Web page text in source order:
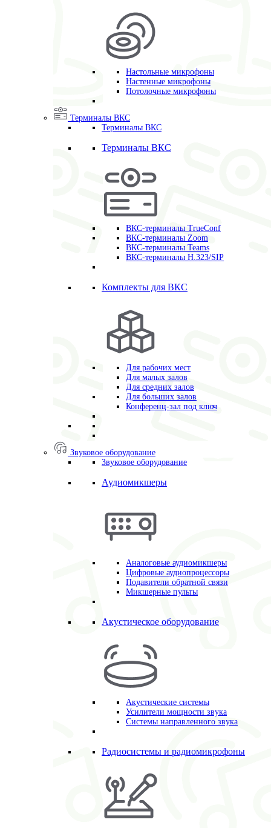
Настольные микрофоны
Настенные микрофоны
Потолочные микрофоны
Терминалы ВКС
Терминалы ВКС
Терминалы ВКС
ВКС-терминалы TrueConf
ВКС-терминалы Zoom
ВКС-терминалы Teams
ВКС-терминалы H.323/SIP
Комплекты для ВКС
Для рабочих мест
Для малых залов
Для средних залов
Для больших залов
Конференц-зал под ключ
Звуковое оборудование
Звуковое оборудование
Аудиомикшеры
Аналоговые аудиомикшеры
Цифровые аудиопроцессоры
Подавители обратной связи
Микшерные пульты
Акустическое оборудование
Акустические системы
Усилители мощности звука
Системы направленного звука
Радиосистемы и радиомикрофоны